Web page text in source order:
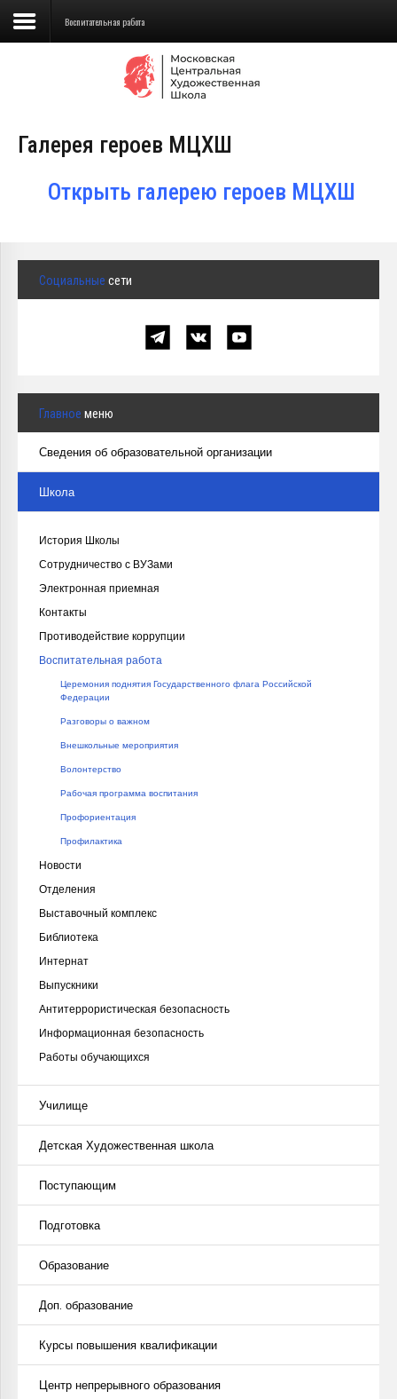
Сведения об образовательной
Школа
Училище
Поступающим
Подготовка
Курсы повышения квалификации
Центр непрерывного образования
Конкурсы
Воспитательная работа
Галерея героев МЦХШ
Открыть галерею героев МЦХШ
Социальные сети
Главное меню
Сведения об образовательной организации
Школа
История Школы
Сотрудничество с ВУЗами
Электронная приемная
Контакты
Противодействие коррупции
Воспитательная работа
Церемония поднятия Государственного флага Российской
Федерации
Разговоры о важном
Внешкольные мероприятия
Волонтерство
Рабочая программа воспитания
Профориентация
Профилактика
Новости
Отделения
Выставочный комплекс
Библиотека
Интернат
Выпускники
Антитеррористическая безопасность
Информационная безопасность
Работы обучающихся
Училище
Детская Художественная школа
Поступающим
Подготовка
Образование
Доп. образование
Курсы повышения квалификации
Центр непрерывного образования